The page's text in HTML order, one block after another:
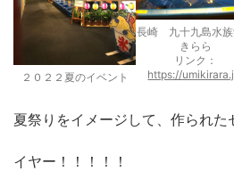
２０２２夏のイベント
長崎 九十九島水
きらら
リンク：
https://
夏祭りをイメージして、作られた
イヤー！！！！！